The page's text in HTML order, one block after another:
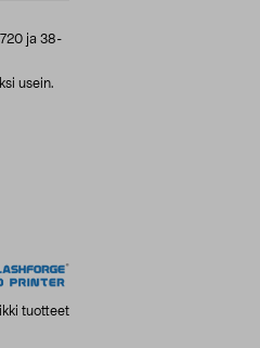
ja 38-
usein.
tuotteet